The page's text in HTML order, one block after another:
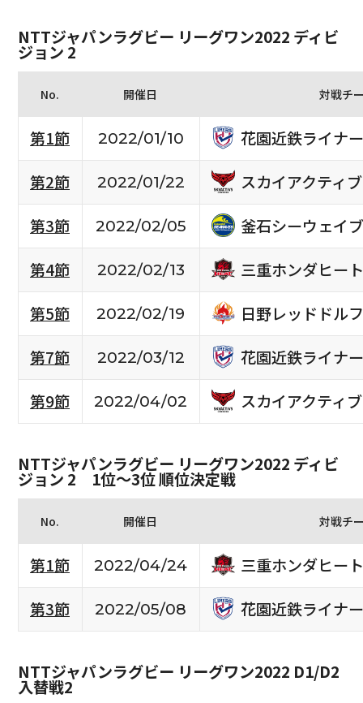
NTTジャパンラグビー リーグワン2022 ディビ
ジョン 2
No. 開催日 対戦チ
第1節 2022/01/10
花園近鉄ライナ
第2節
2022/01/22
スカイアクティ
第3節
2022/02/05
釜石シーウェイ
第4節
2022/02/13
三重ホンダヒート
第5節
2022/02/19
日野レッドドル
第7節
2022/03/12
花園近鉄ライナ
第9節
2022/04/02 スカイアクティ
NTTジャパンラグビー リーグワン2022 ディビ
ジョン 2 1位〜3位 順位決定戦
No. 開催日 対戦チ
第1節 2022/04/24
三重ホンダヒート
第3節
2022/05/08 花園近鉄ライナ
NTTジャパンラグビー リーグワン2022 D1/D2
入替戦2